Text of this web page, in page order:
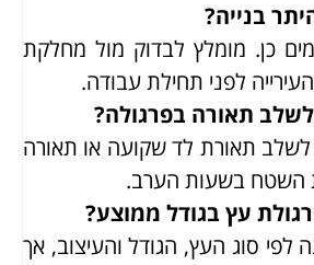
בנייה?
כן. מומלץ לבדוק מול מחלקת
לפני תחילת עבודה.
תאורה בפרגולה?
תאורת לד שקועה או תאורה
השטח בשעות הערב.
עץ בגודל ממוצע?
לפי סוג העץ, הגודל והעיצוב, אך